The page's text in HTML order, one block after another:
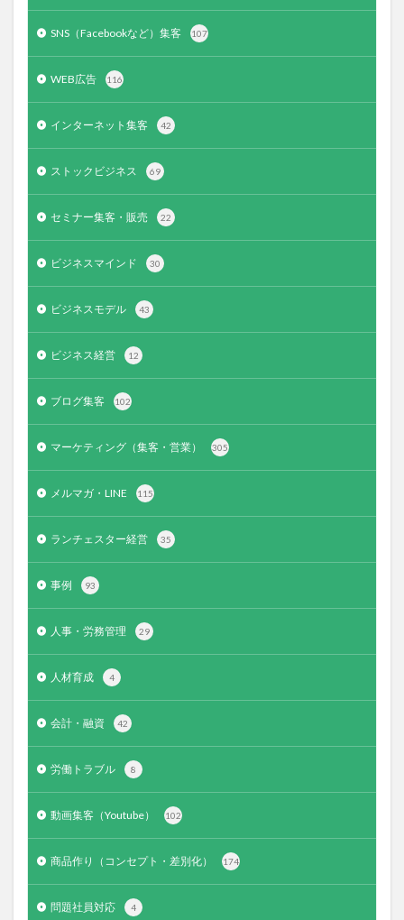
SNS（Facebookなど）集客 107
WEB広告 116
インターネット集客 42
ストックビジネス 69
セミナー集客・販売 22
ビジネスマインド 30
ビジネスモデル 43
ビジネス経営 12
ブログ集客 102
マーケティング（集客・営業） 305
メルマガ・LINE 115
ランチェスター経営 35
事例 93
人事・労務管理 29
人材育成 4
会計・融資 42
労働トラブル 8
動画集客（Youtube） 102
商品作り（コンセプト・差別化） 174
問題社員対応 4